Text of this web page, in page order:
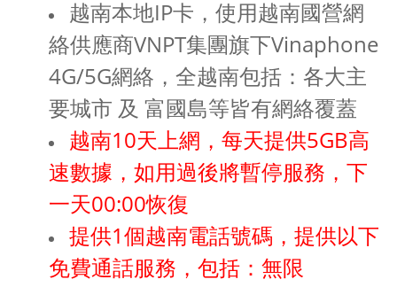
越南本地IP卡，使用越南國營網
絡供應商VNPT集團旗下Vinaphone
4G/5G網絡，全越南包括：各大主
要城市 及 富國島等皆有網絡覆蓋
越南10天上網，每天提供5GB高
速數據，如用過後將暫停服務，下
一天00:00恢復
提供1個越南電話號碼，提供以下
免費通話服務，包括：無限